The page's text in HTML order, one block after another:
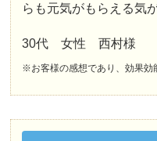
らも元気がもらえる気
30代 女性 西村様
※お客様の感想であり、効果効